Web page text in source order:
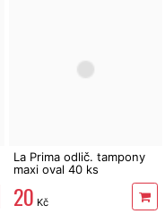
La Prima odlič. tampony
maxi oval 40 ks
20 Kč